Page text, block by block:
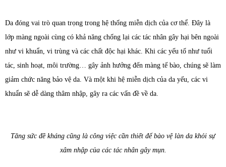
Da đóng vai trò quan trọng trong hệ thống miễn dịch của cơ thể. Đây là
lớp màng ngoài cùng có khả năng chống lại các tác nhân gây hại bên ngoài
như vi khuẩn, vi trùng và các chất độc hại khác. Khi các yếu tố như tuổi
tác, sinh hoạt, môi trường… gây ảnh hưởng đến màng tế bào, chúng sẽ làm
giảm chức năng bảo vệ da. Và một khi hệ miễn dịch của da yếu, các vi
khuẩn sẽ dễ dàng thâm nhập, gây ra các vấn đề về da.
Tăng sức đề kháng cũng là công việc cần thiết để bào vệ làn da khỏi sự
xâm nhập của các tác nhân gây mụn.